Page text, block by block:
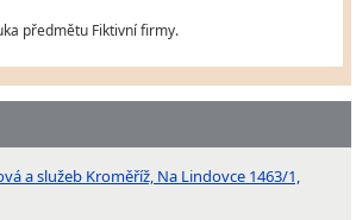
předmětu Fiktivní firmy.
a služeb Kroměříž, Na Lindovce 1463/1,